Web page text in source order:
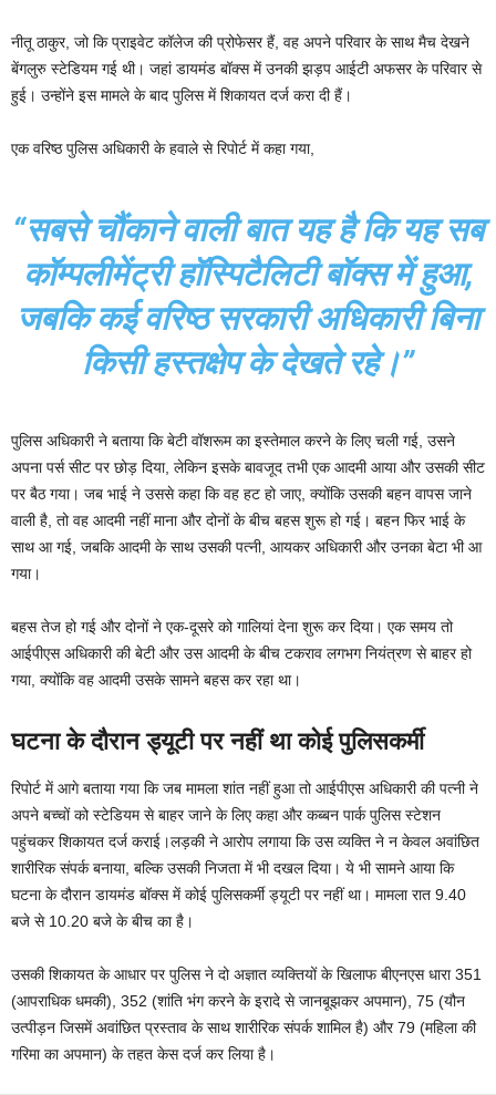
नीतू ठाकुर, जो कि प्राइवेट कॉलेज की प्रोफेसर हैं, वह अपने परिवार के साथ मैच देखने
बेंगलुरु स्टेडियम गई थी। जहां डायमंड बॉक्स में उनकी झड़प आईटी अफसर के परिवार से
हुई। उन्होंने इस मामले के बाद पुलिस में शिकायत दर्ज करा दी हैं।
एक वरिष्ठ पुलिस अधिकारी के हवाले से रिपोर्ट में कहा गया,
“सबसे चौंकाने वाली बात यह है कि यह सब
कॉम्पलीमेंट्री हॉस्पिटैलिटी बॉक्स में हुआ,
जबकि कई वरिष्ठ सरकारी अधिकारी बिना
किसी हस्तक्षेप के देखते रहे।”
पुलिस अधिकारी ने बताया कि बेटी वॉशरूम का इस्तेमाल करने के लिए चली गई, उसने
अपना पर्स सीट पर छोड़ दिया, लेकिन इसके बावजूद तभी एक आदमी आया और उसकी सीट
पर बैठ गया। जब भाई ने उससे कहा कि वह हट हो जाए, क्योंकि उसकी बहन वापस जाने
वाली है, तो वह आदमी नहीं माना और दोनों के बीच बहस शुरू हो गई। बहन फिर भाई के
साथ आ गई, जबकि आदमी के साथ उसकी पत्नी, आयकर अधिकारी और उनका बेटा भी आ
गया।
बहस तेज हो गई और दोनों ने एक-दूसरे को गालियां देना शुरू कर दिया। एक समय तो
आईपीएस अधिकारी की बेटी और उस आदमी के बीच टकराव लगभग नियंत्रण से बाहर हो
गया, क्योंकि वह आदमी उसके सामने बहस कर रहा था।
घटना के दौरान ड्यूटी पर नहीं था कोई पुलिसकर्मी
रिपोर्ट में आगे बताया गया कि जब मामला शांत नहीं हुआ तो आईपीएस अधिकारी की पत्नी ने
अपने बच्चों को स्टेडियम से बाहर जाने के लिए कहा और कब्बन पार्क पुलिस स्टेशन
पहुंचकर शिकायत दर्ज कराई।लड़की ने आरोप लगाया कि उस व्यक्ति ने न केवल अवांछित
शारीरिक संपर्क बनाया, बल्कि उसकी निजता में भी दखल दिया। ये भी सामने आया कि
घटना के दौरान डायमंड बॉक्स में कोई पुलिसकर्मी ड्यूटी पर नहीं था। मामला रात 9.40
बजे से 10.20 बजे के बीच का है।
उसकी शिकायत के आधार पर पुलिस ने दो अज्ञात व्यक्तियों के खिलाफ बीएनएस धारा 351
(आपराधिक धमकी), 352 (शांति भंग करने के इरादे से जानबूझकर अपमान), 75 (यौन
उत्पीड़न जिसमें अवांछित प्रस्ताव के साथ शारीरिक संपर्क शामिल है) और 79 (महिला की
गरिमा का अपमान) के तहत केस दर्ज कर लिया है।